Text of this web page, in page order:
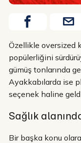
Özellikle oversized
popülerliğini
gümüş tonlarında
Ayakkabılarda ise
seçenek haline
Sağlık
Bir başka konu